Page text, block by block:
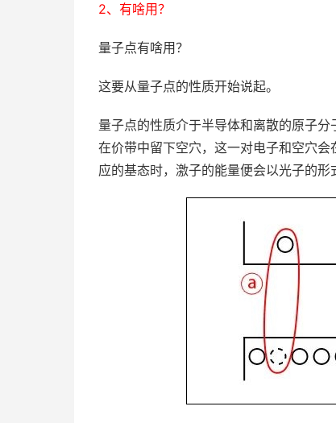
2、有啥用？
量子点有啥用？
这要从量子点的性质开始说起。
量子点的性质介于半导体和离散的原子
在价带中留下空穴，这一对电子和空穴
应的基态时，激子的能量便会以光子的形